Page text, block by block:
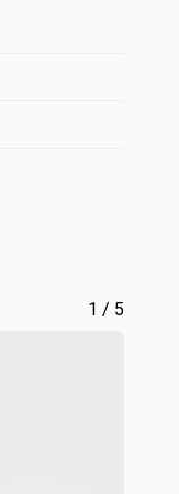
1 / 5